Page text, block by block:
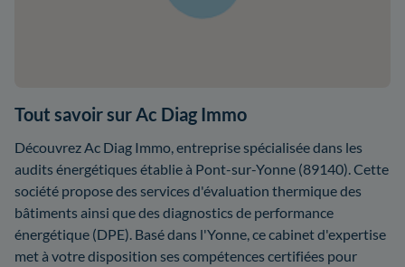
Tout savoir sur Ac Diag Immo
Découvrez Ac Diag Immo, entreprise spécialisée dans les
audits énergétiques établie à Pont-sur-Yonne (89140). Cette
société propose des services d'évaluation thermique des
bâtiments ainsi que des diagnostics de performance
énergétique (DPE). Basé dans l'Yonne, ce cabinet d'expertise
met à votre disposition ses compétences certifiées pour